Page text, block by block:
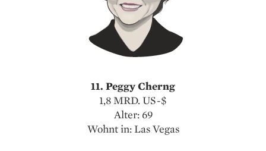
11. Peggy Cherng
1,8 MRD. US-$
Alter: 69
Wohnt in: Las Vegas